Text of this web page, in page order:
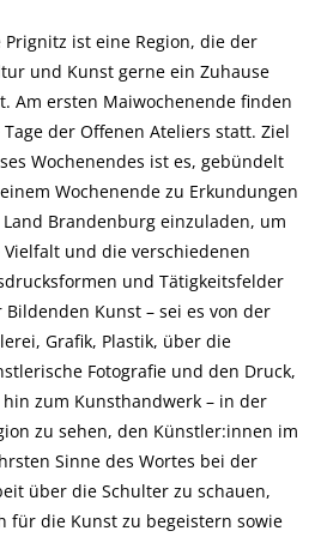
Prignitz ist eine Region, die der
und Kunst gerne ein Zuhause
Am ersten Maiwochenende finden
der Offenen Ateliers statt. Ziel
Wochenendes ist es, gebündelt
Wochenende zu Erkundungen
Land Brandenburg einzuladen, um
Vielfalt und die verschiedenen
und Tätigkeitsfelder
Bildenden Kunst – sei es von der
Grafik, Plastik, über die
Fotografie und den Druck,
hin zum Kunsthandwerk – in der
zu sehen, den Künstler:innen im
Sinne des Wortes bei der
über die Schulter zu schauen,
für die Kunst zu begeistern sowie